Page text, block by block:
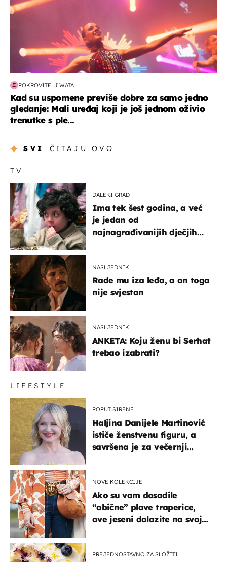
POKROVITELJ WATA
Kad su uspomene previše dobre za samo jedno
gledanje: Mali uređaj koji je još jednom oživio
trenutke s ple...
SVI ČITAJU OVO
TV
DALEKI GRAD
Ima tek šest godina, a već
je jedan od
najnagrađivanijih dječjih
NASLJEDNIK
Rade mu iza leđa, a on toga
nije svjestan
NASLJEDNIK
ANKETA: Koju ženu bi Serhat
trebao izabrati?
LIFESTYLE
POPUT SIRENE
Haljina Danijele Martinović
ističe ženstvenu figuru, a
savršena je za večernji
NOVE KOLEKCIJE
Ako su vam dosadile
“obične” plave traperice,
ove jeseni dolazite na svoje
PREJEDNOSTAVNO ZA SLOŽITI